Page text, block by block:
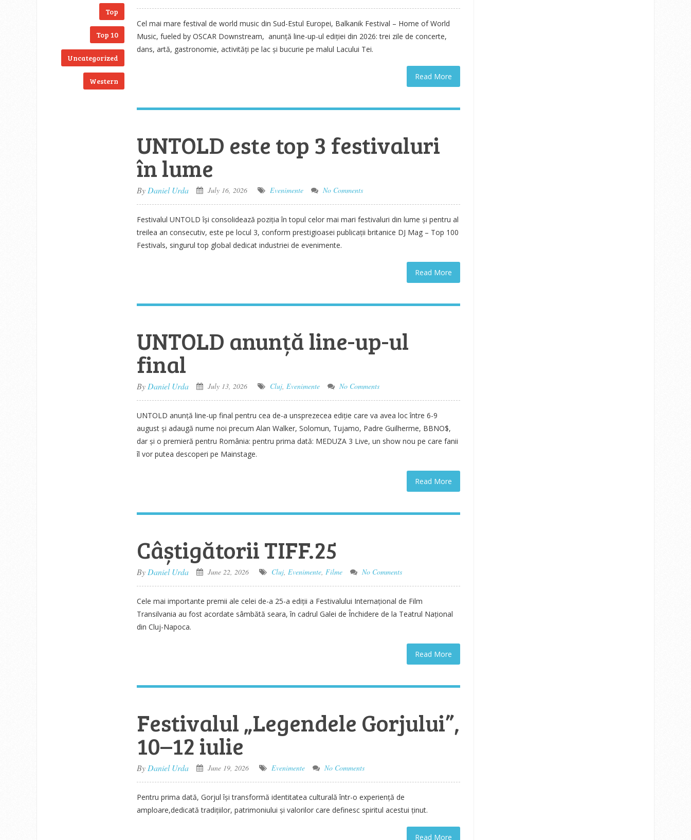
Top
Top 10
Uncategorized
Western
Cel mai mare festival de world music din Sud-Estul Europei, Balkanik Festival – Home of World
Music, fueled by OSCAR Downstream, anunță line-up-ul ediției din 2026: trei zile de concerte,
dans, artă, gastronomie, activități pe lac și bucurie pe malul Lacului Tei.
Read More
UNTOLD este top 3 festivaluri
în lume
By Daniel Urda July 16, 2026 Evenimente No Comments
Festivalul UNTOLD își consolidează poziția în topul celor mai mari festivaluri din lume și pentru al
treilea an consecutiv, este pe locul 3, conform prestigioasei publicații britanice DJ Mag – Top 100
Festivals, singurul top global dedicat industriei de evenimente.
Read More
UNTOLD anunță line-up-ul
final
By Daniel Urda July 13, 2026 Cluj, Evenimente No Comments
UNTOLD anunță line-up final pentru cea de-a unsprezecea ediție care va avea loc între 6-9
august și adaugă nume noi precum Alan Walker, Solomun, Tujamo, Padre Guilherme, BBNO$,
dar și o premieră pentru România: pentru prima dată: MEDUZA 3 Live, un show nou pe care fanii
îl vor putea descoperi pe Mainstage.
Read More
Câștigătorii TIFF.25
By Daniel Urda June 22, 2026 Cluj, Evenimente, Filme No Comments
Cele mai importante premii ale celei de-a 25-a ediții a Festivalului Internațional de Film
Transilvania au fost acordate sâmbătă seara, în cadrul Galei de Închidere de la Teatrul Național
din Cluj-Napoca.
Read More
Festivalul „Legendele Gorjului”,
10–12 iulie
By Daniel Urda June 19, 2026 Evenimente No Comments
Pentru prima dată, Gorjul își transformă identitatea culturală într-o experiență de
amploare,dedicată tradițiilor, patrimoniului și valorilor care definesc spiritul acestui ținut.
Read More